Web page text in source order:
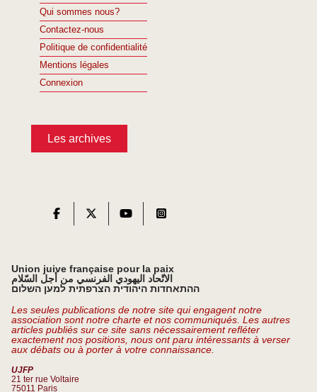
Qui sommes nous?
Contactez-nous
Politique de confidentialité
Mentions légales
Connexion
Les archives
Union juive française pour la paix
الاتّحاد اليهودي الفرنسي من أجل السّلام
ההתאחדות היהודית הצרפתית למען השלום
Les seules publications de notre site qui engagent notre
association sont notre charte et nos communiqués. Les autres
articles publiés sur ce site sans nécessairement refléter
exactement nos positions, nous ont paru intéressants à verser
aux débats ou à porter à votre connaissance.
UJFP
21 ter rue Voltaire
75011 Paris